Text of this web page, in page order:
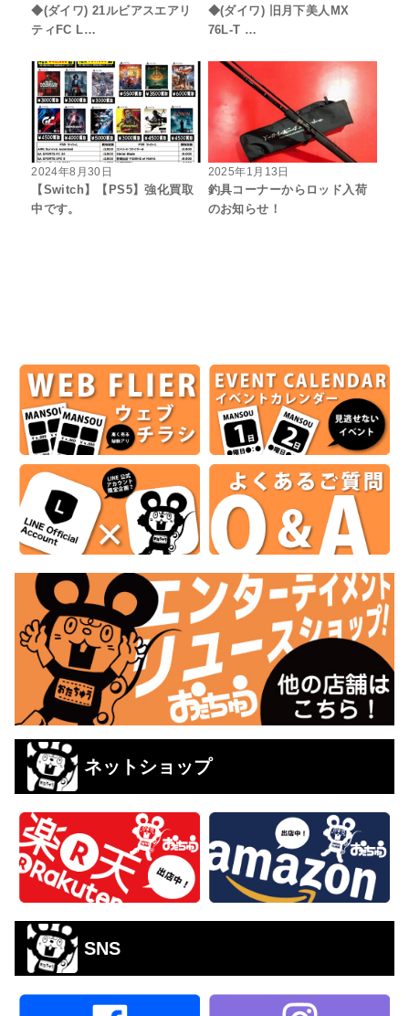
◆(ダイワ) 21ルビアスエアリ
ティFC L…
◆(ダイワ) 旧月下美人MX
76L-T …
2024年8月30日
【Switch】【PS5】強化買取
中です。
2025年1月13日
釣具コーナーからロッド入荷
のお知らせ！
ネットショップ
SNS